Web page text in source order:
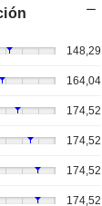
148,29
164,04
174,52
174,52
174,52
174,52